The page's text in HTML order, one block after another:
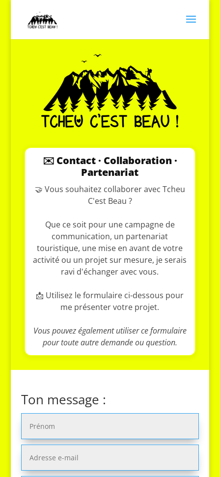
✉️ Contact · Collaboration ·
Partenariat
🤝 Vous souhaitez collaborer avec Tcheu
C'est Beau ?
Que ce soit pour une campagne de
communication, un partenariat
touristique, une mise en avant de votre
activité ou un projet sur mesure, je serais
ravi d'échanger avec vous.
📩 Utilisez le formulaire ci-dessous pour
me présenter votre projet.
Vous pouvez également utiliser ce formulaire
pour toute autre demande ou question.
Ton message :